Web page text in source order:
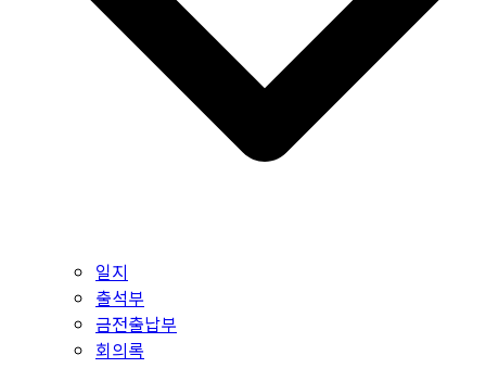
일지
출석부
금전출납부
회의록